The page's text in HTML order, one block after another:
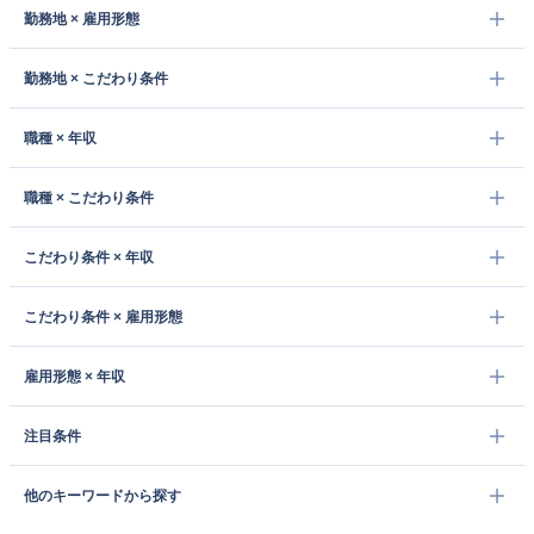
勤務地 × 雇用形態
勤務地 × こだわり条件
職種 × 年収
職種 × こだわり条件
こだわり条件 × 年収
こだわり条件 × 雇用形態
雇用形態 × 年収
注目条件
他のキーワードから探す